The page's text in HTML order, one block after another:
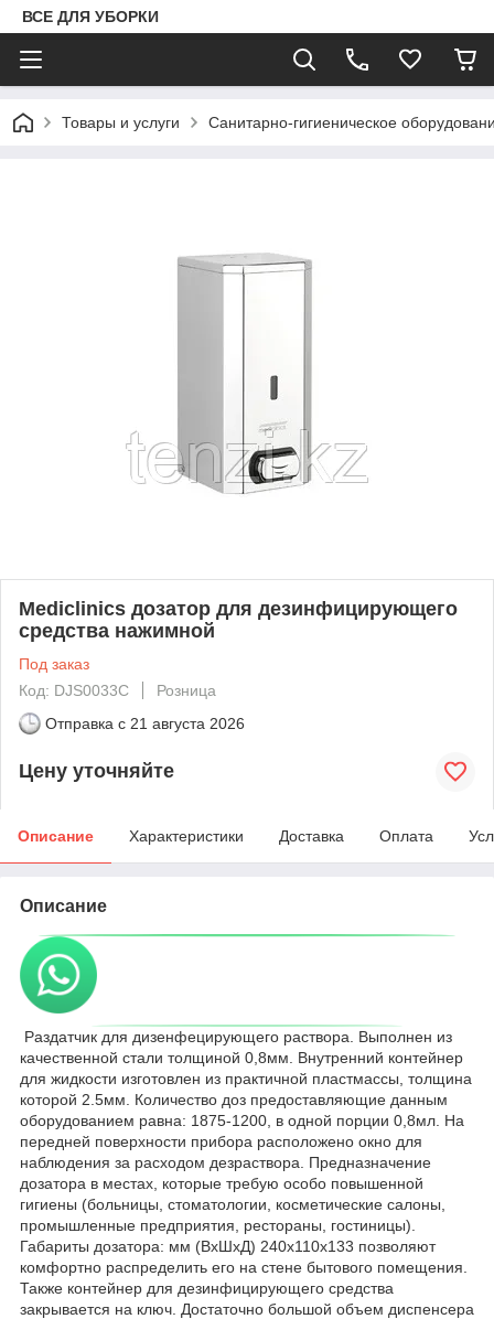
ВСЕ ДЛЯ УБОРКИ
Товары и услуги Санитарно-гигиеническое
Mediclinics дозатор для дезинфицирующего
средства нажимной
Под заказ
Код: DJS0033C
Розница
Отправка с 21 августа 2026
Цену уточняйте
Описание Характеристики Доставка Оплата
Описание
Раздатчик для дизенфецирующего раствора. Выполнен из
качественной стали толщиной 0,8мм. Внутренний контейнер
для жидкости изготовлен из практичной пластмассы, толщина
которой 2.5мм. Количество доз предоставляющие данным
оборудованием равна: 1875-1200, в одной порции 0,8мл. На
передней поверхности прибора расположено окно для
наблюдения за расходом дезраствора. Предназначение
дозатора в местах, которые требую особо повышенной
гигиены (больницы, стоматологии, косметические салоны,
промышленные предприятия, рестораны, гостиницы).
Габариты дозатора: мм (ВхШхД) 240х110х133 позволяют
комфортно распределить его на стене бытового помещения.
Также контейнер для дезинфицирующего средства
закрывается на ключ. Достаточно большой объем диспенсера